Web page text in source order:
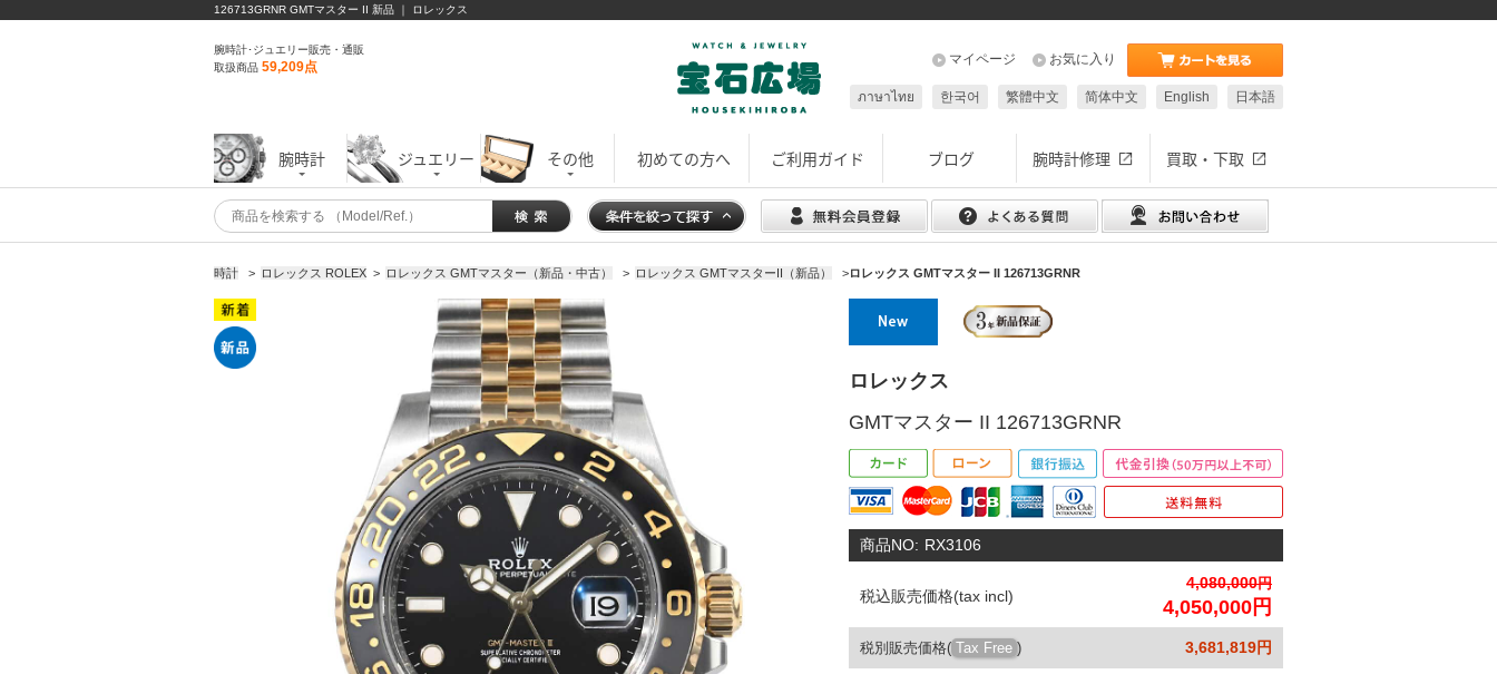
126713GRNR GMTマスター II 新品 ｜ ロレックス
腕時計･ジュエリー販売・通販
取扱商品 59,209点 お気に入り
マイページ
日本語
English
简体中文
繁體中文
한국어
ภาษาไทย
腕時計 ジュエリー その他 初めての方へ ご利用ガイド ブログ 腕時計修理 買取・下取
時計 > ロレックス ROLEX > ロレックス GMTマスター（新品・中古） > ロレックス GMTマスターII（新品） >ロレックス GMTマスター II 126713GRNR
ロレックス
GMTマスター II 126713GRNR
商品NO: RX3106
税込販売価格(tax incl)
4,080,000
4,050,000円
税別販売価格( Tax Free ) 3,681,819円